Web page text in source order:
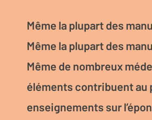
Même la plupart des
Même la plupart des
Même de nombreux
éléments contribuent au
enseignements sur